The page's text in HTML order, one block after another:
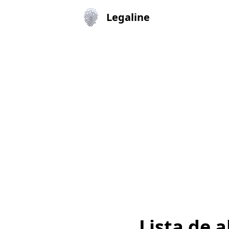
Legaline